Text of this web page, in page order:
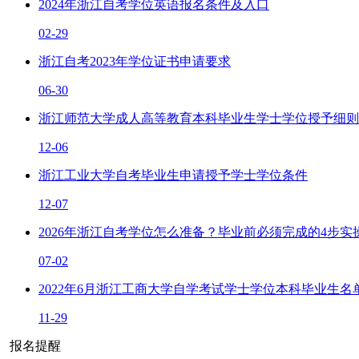
2024年浙江自考学位英语报名条件及入口
02-29
浙江自考2023年学位证书申请要求
06-30
浙江师范大学成人高等教育本科毕业生学士学位授予细则
12-06
浙江工业大学自考毕业生申请授予学士学位条件
12-07
2026年浙江自考学位怎么准备？毕业前必须完成的4步实
07-02
2022年6月浙江工商大学自学考试学士学位本科毕业生名
11-29
报名提醒